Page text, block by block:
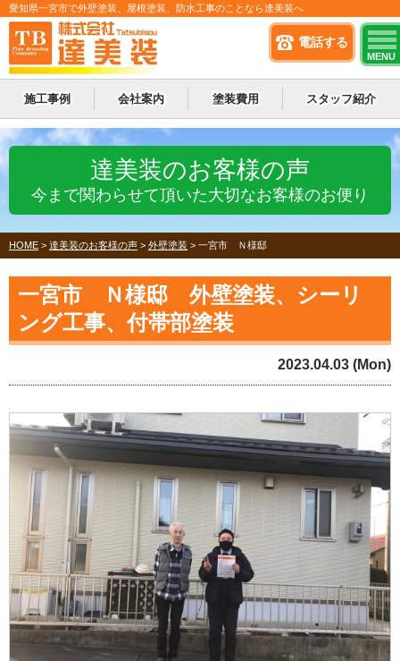
電話する
MENU
愛知県一宮市で外壁塗装、屋根塗装、防水工事のことなら達美装へ
施工事例 会社案内 塗装費用 スタッフ紹介
達美装のお客様の声
今まで関わらせて頂いた大切なお客様のお便り
HOME > 達美装のお客様の声 > 外壁塗装 > 一宮市 Ｎ様邸
一宮市 Ｎ様邸 外壁塗装、シーリ
ング工事、付帯部塗装
2023.04.03 (Mon)